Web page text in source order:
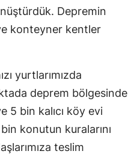
Depremin
konteyner kentler
yurtlarımızda
deprem bölgesinde
5 bin kalıcı köy evi
konutun kuralarını
teslim